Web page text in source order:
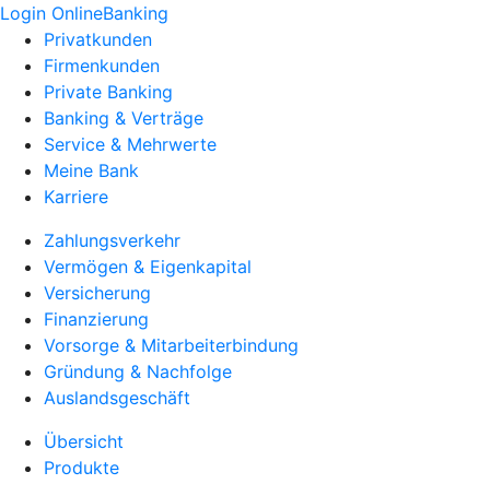
Login OnlineBanking
Privatkunden
Firmenkunden
Private Banking
Banking & Verträge
Service & Mehrwerte
Meine Bank
Karriere
Zahlungsverkehr
Vermögen & Eigenkapital
Versicherung
Finanzierung
Vorsorge & Mitarbeiterbindung
Gründung & Nachfolge
Auslandsgeschäft
Übersicht
Produkte